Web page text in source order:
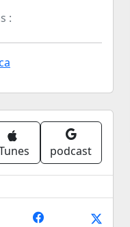
:
podcast